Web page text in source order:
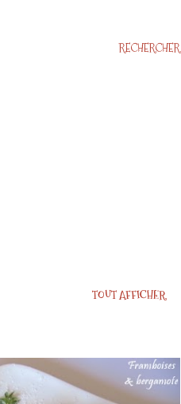
RECHERCHER
TOUT AFFICHER